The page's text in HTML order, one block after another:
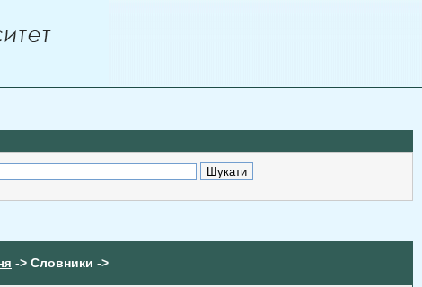
-> Словники ->